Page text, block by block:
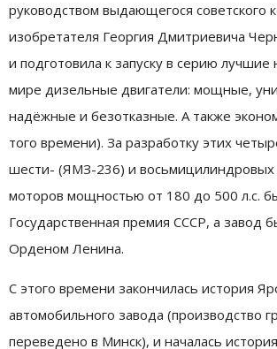
руководством выдающегося советского
изобретателя Георгия Дмитриевича
и подготовила к запуску в серию лучшие
мире дизельные двигатели: мощные,
надёжные и безотказные. А также
того времени). За разработку этих
шести- (ЯМЗ-236) и
моторов мощностью от 180 до 500 л.с.
Государственная премия СССР, а завод
Орденом Ленина.
С этого времени закончилась история
автомобильного завода (производство
переведено в Минск), и началась